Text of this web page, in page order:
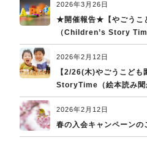
2026年3月26日
★開催報告★【やごうこ
（Children’s Story
2026年2月12日
【2/26(木)やごうこど
StoryTime（絵本読み聞
2026年2月12日
春の入会キャンペーンの